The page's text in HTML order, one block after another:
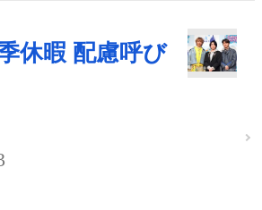
休暇 配慮呼び